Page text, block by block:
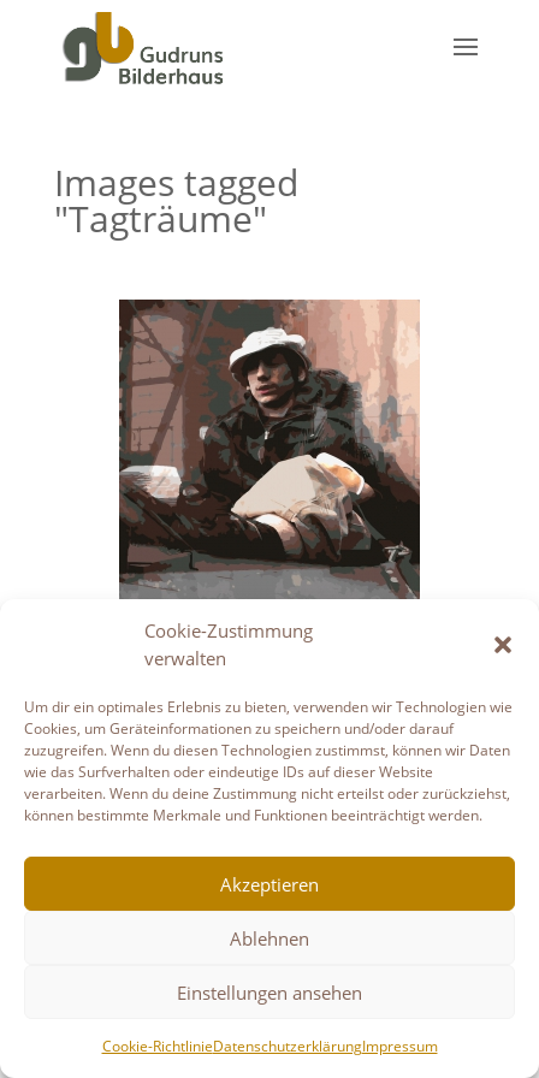
Cookie-Zustimmung
verwalten
Um dir ein optimales Erlebnis zu bieten, verwenden wir Technologien wie
Cookies, um Geräteinformationen zu speichern und/oder darauf
zuzugreifen. Wenn du diesen Technologien zustimmst, können wir Daten
wie das Surfverhalten oder eindeutige IDs auf dieser Website
verarbeiten. Wenn du deine Zustimmung nicht erteilst oder zurückziehst,
können bestimmte Merkmale und Funktionen beeinträchtigt werden.
Akzeptieren
Ablehnen
Einstellungen ansehen
Cookie-RichtlinieDatenschutzerklärungImpressum
Images tagged
"Tagträume"
[ZEIGE EINE SLIDESHOW]
Datenschutzerklärung
Haftungsausschluss
Links
Impressum
Cookie-Richtlinie (EU)